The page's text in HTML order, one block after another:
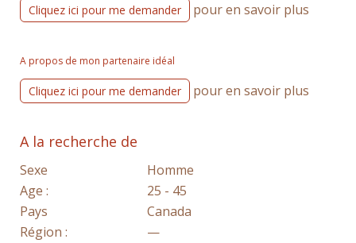
Cliquez ici pour me demander pour en savoir plus
A propos de mon partenaire idéal
Cliquez ici pour me demander pour en savoir plus
A la recherche de
Sexe
Homme
Age :
25 - 45
Pays
Canada
Région :
—